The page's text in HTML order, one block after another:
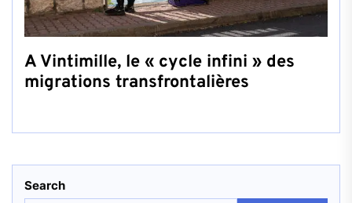
A Vintimille, le « cycle infini » des
migrations transfrontalières
Search